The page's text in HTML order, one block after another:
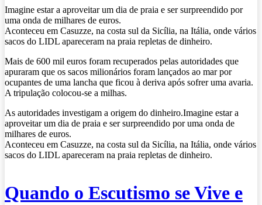
Imagine estar a aproveitar um dia de praia e ser surpreendido por
uma onda de milhares de euros.
Aconteceu em Casuzze, na costa sul da Sicília, na Itália, onde vários
sacos do LIDL apareceram na praia repletas de dinheiro.
Mais de 600 mil euros foram recuperados pelas autoridades que
apuraram que os sacos milionários foram lançados ao mar por
ocupantes de uma lancha que ficou à deriva após sofrer uma avaria.
A tripulação colocou-se a milhas.
As autoridades investigam a origem do dinheiro.Imagine estar a
aproveitar um dia de praia e ser surpreendido por uma onda de
milhares de euros.
Aconteceu em Casuzze, na costa sul da Sicília, na Itália, onde vários
sacos do LIDL apareceram na praia repletas de dinheiro.
Quando o Escutismo se Vive e